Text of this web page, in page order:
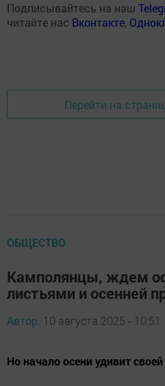
Подписывайтесь на наш
читайте нас Вконтакте,
Перейти на
ОБЩЕСТВО
Камполянцы, ждем
листьями и осенней
Автор, 10 августа 2025 - 10:51
Но начало осени удивит